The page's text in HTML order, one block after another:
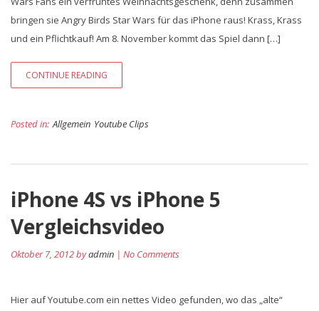
bringen sie Angry Birds Star Wars für das iPhone raus! Krass, Krass
und ein Pflichtkauf! Am 8. November kommt das Spiel dann […]
CONTINUE READING
Posted in: Allgemein Youtube Clips
iPhone 4S vs iPhone 5
Vergleichsvideo
Oktober 7, 2012 byadmin | No Comments
Hier auf Youtube.com ein nettes Video gefunden, wo das „alte“